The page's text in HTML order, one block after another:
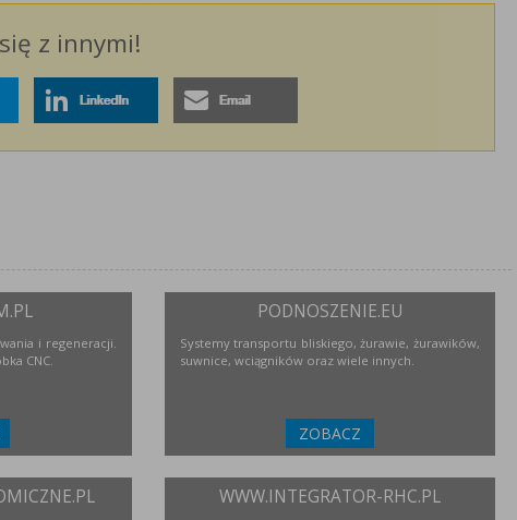
z innymi!
i regeneracji.
CNC.
PODNOSZENIE.EU
Systemy transportu bliskiego, żurawie, żurawików,
suwnice, wciągników oraz wiele innych.
ZOBACZ
WWW.INTEGRATOR-RHC.PL